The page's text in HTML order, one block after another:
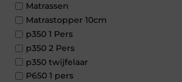
Matrassen
Matrastopper 10cm
p350 1 Pers
p350 2 Pers
p350 twijfelaar
P650 1 pers